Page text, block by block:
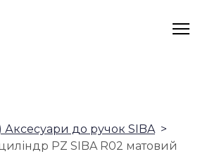
Аксесуари до ручок SIBA
PZ SIBA R02 матовий